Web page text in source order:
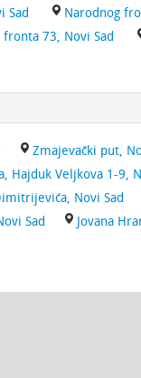
Sad
Narodnog
73, Novi Sad
Zmajevački put,
Hajduk Veljkova 1-9,
Novi Sad
Sad Jovana